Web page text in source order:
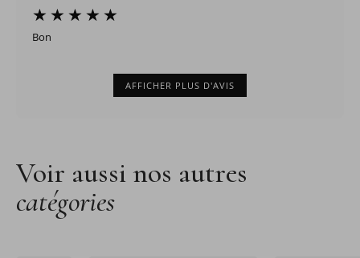
Bon
AFFICHER PLUS D'AVIS
Voir aussi nos autres
catégories